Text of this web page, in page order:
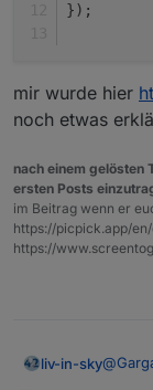
});
mir wurde hier
noch etwas
nach einem gelösten
ersten Posts
im Beitrag wenn er
https://picpick.app/
https://
liv-in-sky@